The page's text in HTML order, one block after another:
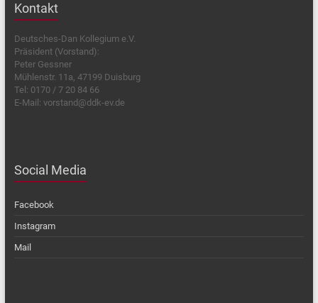
Kontakt
Deutsches-Dan Kollegium e.V.
Präsident (Vorstand):
Peter Gessner
Mühlenstr. 11a, 47199 Duisburg
Tel: 0170 / 7 20 84 66
E-Mail: vorstand@ddk-ev.de
Social Media
Facebook
Instagram
Mail